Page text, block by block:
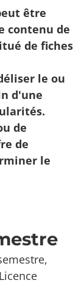
être
contenu de
de fiches
le ou
d'une
de
de
le